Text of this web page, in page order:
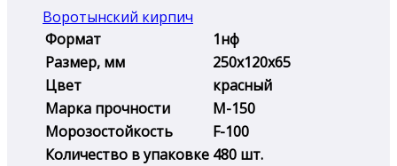
Воротынский кирпич
Формат
1нф
Размер, мм
250х120х65
Цвет
красный
Марка прочности
М-150
Морозостойкость
F-100
Количество в упаковке 480 шт.